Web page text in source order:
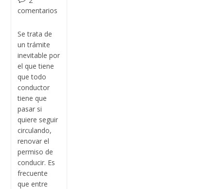
comentarios
Se trata de
un trámite
inevitable por
el que tiene
que todo
conductor
tiene que
pasar si
quiere seguir
circulando,
renovar el
permiso de
conducir. Es
frecuente
que entre